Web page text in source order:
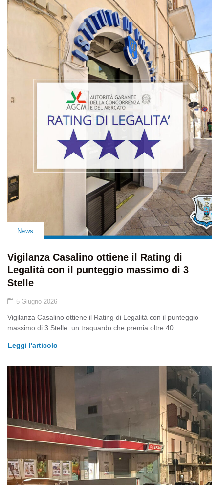
News
Vigilanza Casalino ottiene il Rating di
Legalità con il punteggio massimo di 3
Stelle
5 Giugno 2026
Vigilanza Casalino ottiene il Rating di Legalità con il punteggio
massimo di 3 Stelle: un traguardo che premia oltre 40...
Leggi l'articolo